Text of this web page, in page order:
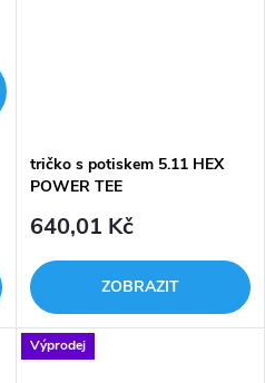
tričko s potiskem 5.11 HEX
POWER TEE
640,01 Kč
ZOBRAZIT
Výprodej